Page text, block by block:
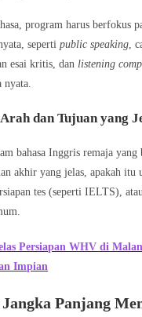
program harus berfokus
sepertipublic speaking,
esai kritis, danlistening
nyata.
dan Tujuan yang
bahasa Inggris remaja yang
akhir yang jelas, apakah itu
tes (seperti IELTS),
Persiapan WHV di
Impian
Panjang